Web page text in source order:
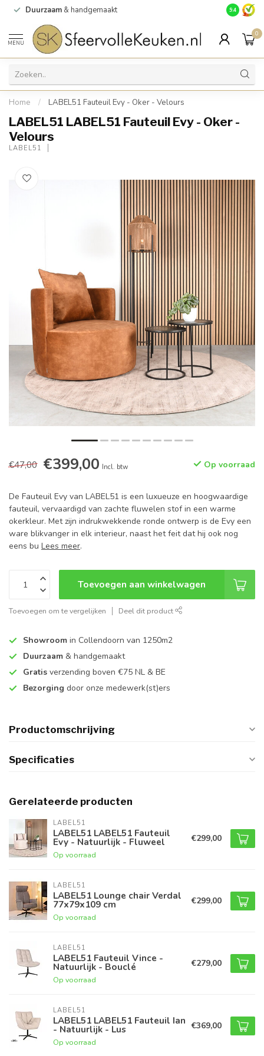
Duurzaam & handgemaakt Gratis
9.4
MENU
0
Home / LABEL51 Fauteuil Evy - Oker - Velours
LABEL51 LABEL51 Fauteuil Evy - Oker -
Velours
LABEL51
€47,00 €399,00 Incl. btw Op voorraad
De Fauteuil Evy van LABEL51 is een luxueuze en hoogwaardige
fauteuil, vervaardigd van zachte fluwelen stof in een warme
okerkleur. Met zijn indrukwekkende ronde ontwerp is de Evy een
ware blikvanger in elk interieur, naast het feit dat hij ook nog
eens bu Lees meer.
Toevoegen aan winkelwagen
Toevoegen om te vergelijken Deel dit product
Showroom in Collendoorn van 1250m2
Duurzaam & handgemaakt
Gratis verzending boven €75 NL & BE
Bezorging door onze medewerk(st)ers
Productomschrijving
Specificaties
Gerelateerde producten
LABEL51
LABEL51 LABEL51 Fauteuil
Evy - Natuurlijk - Fluweel
Op voorraad
€299,00
LABEL51
LABEL51 Lounge chair Verdal
77x79x109 cm
Op voorraad
€299,00
LABEL51
LABEL51 Fauteuil Vince -
Natuurlijk - Bouclé
Op voorraad
€279,00
LABEL51
LABEL51 LABEL51 Fauteuil Ian
- Natuurlijk - Lus
Op voorraad
€369,00